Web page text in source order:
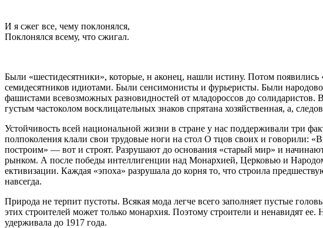
И я сжег все, чему поклонялся,
Поклонялся всему, что сжигал.
Были «шестидесятники», которые, н аконец, нашли истину. Потом
семидесятников идиотами. Были сенсимонисты и фурьеристы. Были
фашистами всевозможных разновидностей от младороссов до
густым частоколом восклицательных знаков спрятана хозяйственная, а,
Устойчивость всей национальной жизни в стране у нас поддерживали три
полпоколения клали свои трудовые ноги на стол О тцов своих и
построим» — вот и строят. Разрушают до основания «старый мир» и
рынком. А после победы интеллигенции над Монархией, Церковью и
ективизации. Каждая «эпоха» разрушала до корня то, что строила
навсегда.
Природа не терпит пустоты. Всякая мода легче всего заполняет пустые
этих строителей может только монархия. Поэтому строители и ненавидят
удерживала до 1917 года.